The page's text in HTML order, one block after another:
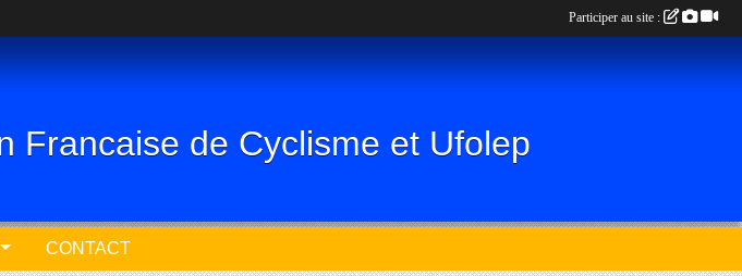
Francaise de Cyclisme et Ufolep
CONTACT
Participer au site :